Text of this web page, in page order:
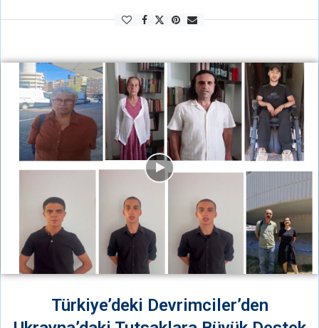
düşen ilk kişidir. Kuyu tipi tecrit işkencesine …
Türkiye’deki Devrimciler’den